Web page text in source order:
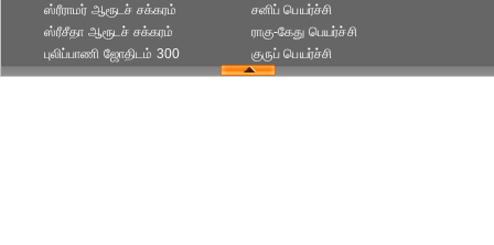
ஸ்ரீராமர் ஆரூடச் சக்கரம்
ஸ்ரீசீதா ஆரூடச் சக்கரம்
புலிப்பாணி ஜோதிடம் 300
சனிப் பெயர்ச்சி
ராகு-கேது பெயர்ச்சி
குருப் பெயர்ச்சி